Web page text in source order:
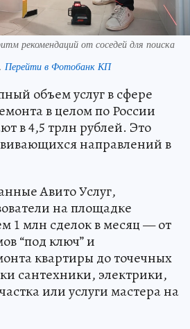
рекомендаций от соседей для поиска
Перейти в Фотобанк КП
объем услуг в сфере
в целом по России
в 4,5 трлн рублей. Это
направлений в
Авито Услуг,
на площадке
1 млн сделок в месяц — от
“под ключ” и
квартиры до точечных
сантехники, электрики,
или услуги мастера на